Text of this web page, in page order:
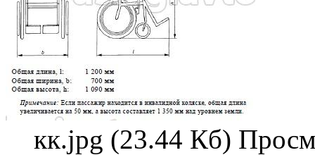
кк.jpg (23.44 Кб)